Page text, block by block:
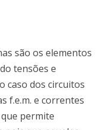
são os elementos
tensões e
caso dos circuitos
f.e.m. e correntes
permite